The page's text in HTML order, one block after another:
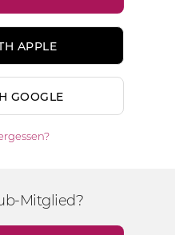
APPLE
GOOGLE
Mitglied?